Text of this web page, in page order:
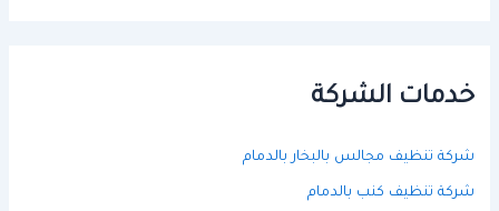
ن
خدمات الشركة
شركة تنظيف مجالس بالبخار بالدمام
شركة تنظيف كنب بالدمام